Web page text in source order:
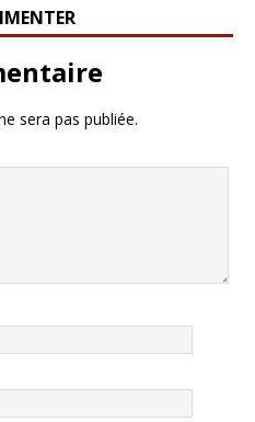
sera pas publiée.